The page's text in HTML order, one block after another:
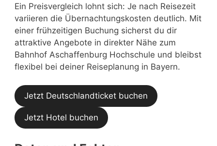
Ein Preisvergleich lohnt sich: Je nach Reisezeit
variieren die Übernachtungskosten deutlich. Mit
einer frühzeitigen Buchung sicherst du dir
attraktive Angebote in direkter Nähe zum
Bahnhof Aschaffenburg Hochschule und bleibst
flexibel bei deiner Reiseplanung in Bayern.
Jetzt Deutschlandticket buchen
Jetzt Hotel buchen